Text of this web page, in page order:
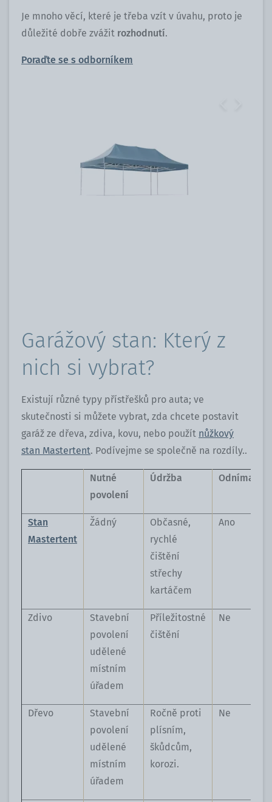
Je mnoho věcí, které je třeba vzít v úvahu, proto je
důležité dobře zvážit rozhodnutí.
Poraďte se s odborníkem
Garážový stan: Který z
nich si vybrat?
Existují různé typy přístřešků pro auta; ve
skutečnosti si můžete vybrat, zda chcete postavit
garáž ze dřeva, zdiva, kovu, nebo použít nůžkový
stan Mastertent. Podívejme se společně na rozdíly..
Nutné
povolení
Údržba
Stan
Mastertent
Žádný
Občasné,
rychlé
čištění
střechy
kartáčem
Ano
Zdivo
Stavební
povolení
udělené
místním
úřadem
Příležitostné
čištění
Ne
Dřevo
Stavební
povolení
udělené
místním
úřadem
Ročně proti
plísním,
škůdcům,
korozi.
Ne